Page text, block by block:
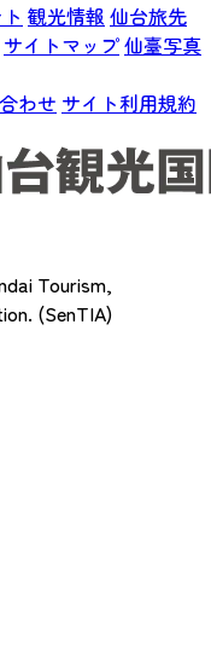
観光情報 仙台旅先
サイトマップ仙臺写真
わせ サイト利用規約
Tourism,
(SenTIA)